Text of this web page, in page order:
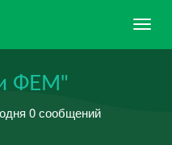
ФЕМ"
0 сообщений